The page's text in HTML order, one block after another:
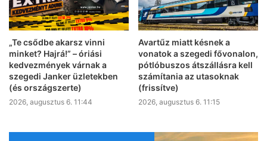
„Te csődbe akarsz vinni
minket? Hajrá!” – óriási
kedvezmények várnak a
szegedi Janker üzletekben
(és országszerte)
2026, augusztus 6. 11:44
Avartűz miatt késnek a
vonatok a szegedi fővonalon,
pótlóbuszos átszállásra kell
számítania az utasoknak
(frissítve)
2026, augusztus 6. 11:15